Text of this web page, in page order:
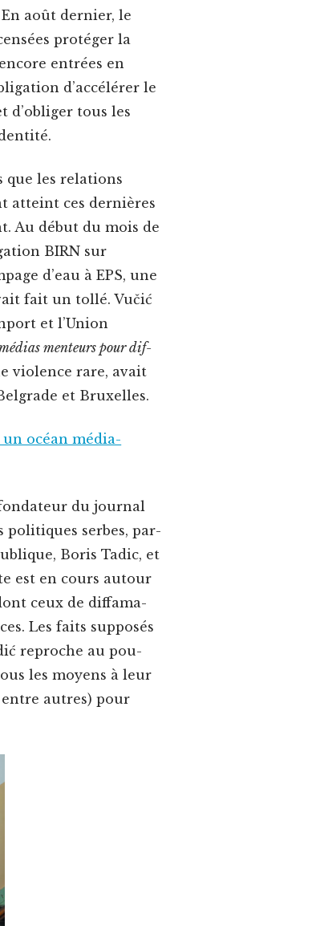
En août dernier, le
pro­téger la
entrées en
d’ac­célér­er le
d’oblig­er tous les
que les rela­tions
atteint ces dernières
Au début du mois de
BIRN sur
d’eau à EPS, une
fait un tol­lé. Vučić
et l’Union
menteurs pour dif­
vio­lence rare, avait
et Bruxelles.
un océan médi­a­
du jour­nal
poli­tiques serbes, par­
Boris Tadic, et
est en cours autour
ceux de diffama­
Les faits sup­posés
reproche au pou­
les moyens à leur
autres) pour